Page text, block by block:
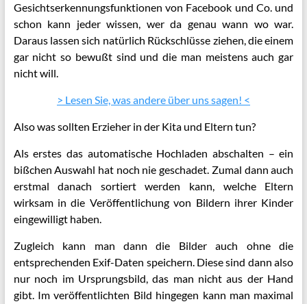
Gesichtserkennungsfunktionen von Facebook und Co. und
schon kann jeder wissen, wer da genau wann wo war.
Daraus lassen sich natürlich Rückschlüsse ziehen, die einem
gar nicht so bewußt sind und die man meistens auch gar
nicht will.
> Lesen Sie, was andere über uns sagen! <
Also was sollten Erzieher in der Kita und Eltern tun?
Als erstes das automatische Hochladen abschalten – ein
bißchen Auswahl hat noch nie geschadet. Zumal dann auch
erstmal danach sortiert werden kann, welche Eltern
wirksam in die Veröffentlichung von Bildern ihrer Kinder
eingewilligt haben.
Zugleich kann man dann die Bilder auch ohne die
entsprechenden Exif-Daten speichern. Diese sind dann also
nur noch im Ursprungsbild, das man nicht aus der Hand
gibt. Im veröffentlichten Bild hingegen kann man maximal